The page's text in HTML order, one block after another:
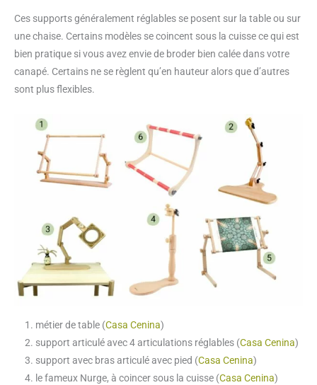
Ces supports généralement réglables se posent sur la table ou sur
une chaise. Certains modèles se coincent sous la cuisse ce qui est
bien pratique si vous avez envie de broder bien calée dans votre
canapé. Certains ne se règlent qu’en hauteur alors que d’autres
sont plus flexibles.
métier de table (Casa Cenina)
support articulé avec 4 articulations réglables (Casa Cenina)
support avec bras articulé avec pied (Casa Cenina)
le fameux Nurge, à coincer sous la cuisse (Casa Cenina)